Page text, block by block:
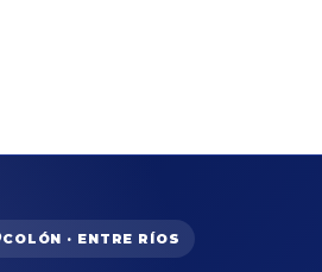
COLÓN · ENTRE RÍOS